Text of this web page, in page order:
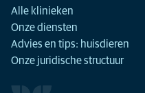
Alle klinieken
Onze diensten
Advies en tips: huisdieren
Onze juridische structuur